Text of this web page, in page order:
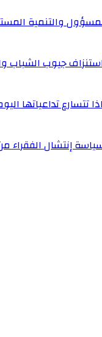
والتنمية
جيوب الشباب
تتسارع تداعياتها
إنتشال الفقراء